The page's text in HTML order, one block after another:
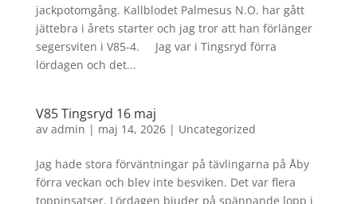
jackpotomgång. Kallblodet Palmesus N.O. har gått
jättebra i årets starter och jag tror att han förlänger
segersviten i V85-4. Jag var i Tingsryd förra
lördagen och det...
V85 Tingsryd 16 maj
av admin | maj 14, 2026| Uncategorized
Jag hade stora förväntningar på tävlingarna på Åby
förra veckan och blev inte besviken. Det var flera
toppinsatser. Lördagen bjuder på spännande lopp i